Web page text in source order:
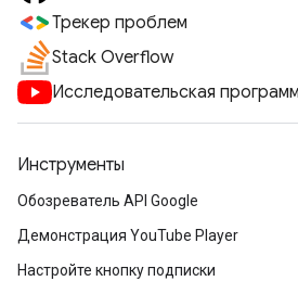
Трекер проблем
Stack Overflow
Исследовательская
Инструменты
Обозреватель API Google
Демонстрация YouTube Player
Настройте кнопку подписки